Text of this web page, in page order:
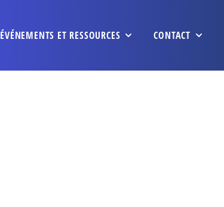
ÉVÉNEMENTS ET RESSOURCES CONTACT